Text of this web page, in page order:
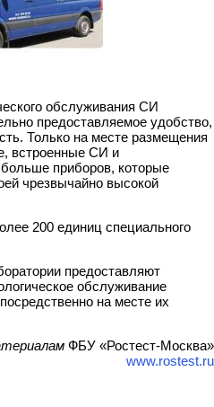
обслуживания СИ
предоставляемое удобство,
Только на месте размещения
встроенные СИ и
приборов, которые
чрезвычайно высокой
200 единиц специального
предоставляют
обслуживание
на месте их
ФБУ «Ростест-Москва»
www.rostest.ru